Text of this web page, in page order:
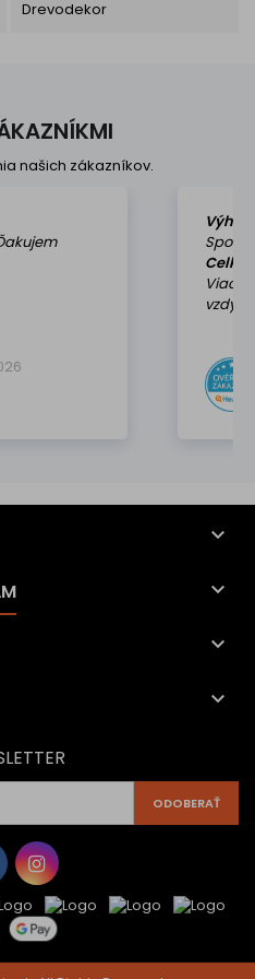
Drevodekor
našich zákazníkov.
vzdy k



